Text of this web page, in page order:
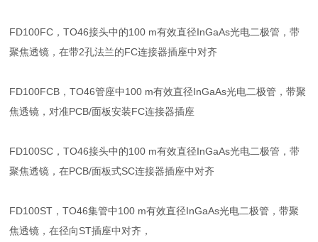
FD100FC，TO46接头中的100 m有效直径InGaAs光电二极管，带
聚焦透镜，在带2孔法兰的FC连接器插座中对齐
FD100FCB，TO46管座中100 m有效直径InGaAs光电二极管，带聚
焦透镜，对准PCB/面板安装FC连接器插座
FD100SC，TO46接头中的100 m有效直径InGaAs光电二极管，带
聚焦透镜，在PCB/面板式SC连接器插座中对齐
FD100ST，TO46集管中100 m有效直径InGaAs光电二极管，带聚
焦透镜，在径向ST插座中对齐，